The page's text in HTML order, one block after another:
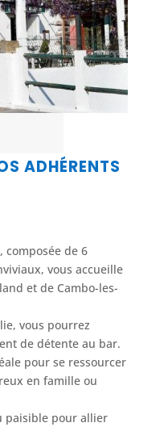
ADHÉRENTS
composée de 6
vous accueille
et de Cambo-les-
vous pourrez
de détente au bar.
pour se ressourcer
en famille ou
paisible pour allier